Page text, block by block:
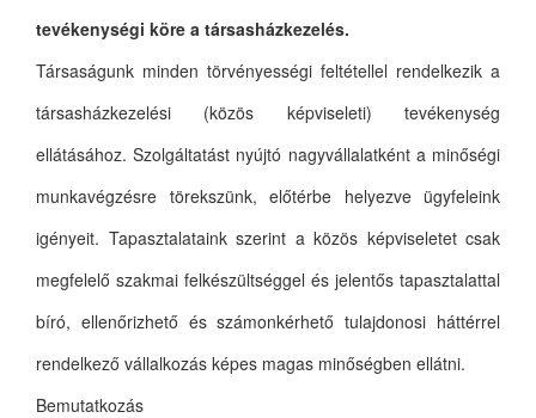
tevékenységi köre a társasházkezelés.
Társaságunk minden törvényességi feltétellel rendelkezik a
társasházkezelési (közös képviseleti) tevékenység
ellátásához. Szolgáltatást nyújtó nagyvállalatként a minőségi
munkavégzésre törekszünk, előtérbe helyezve ügyfeleink
igényeit. Tapasztalataink szerint a közös képviseletet csak
megfelelő szakmai felkészültséggel és jelentős tapasztalattal
bíró, ellenőrizhető és számonkérhető tulajdonosi háttérrel
rendelkező vállalkozás képes magas minőségben ellátni.
Bemutatkozás